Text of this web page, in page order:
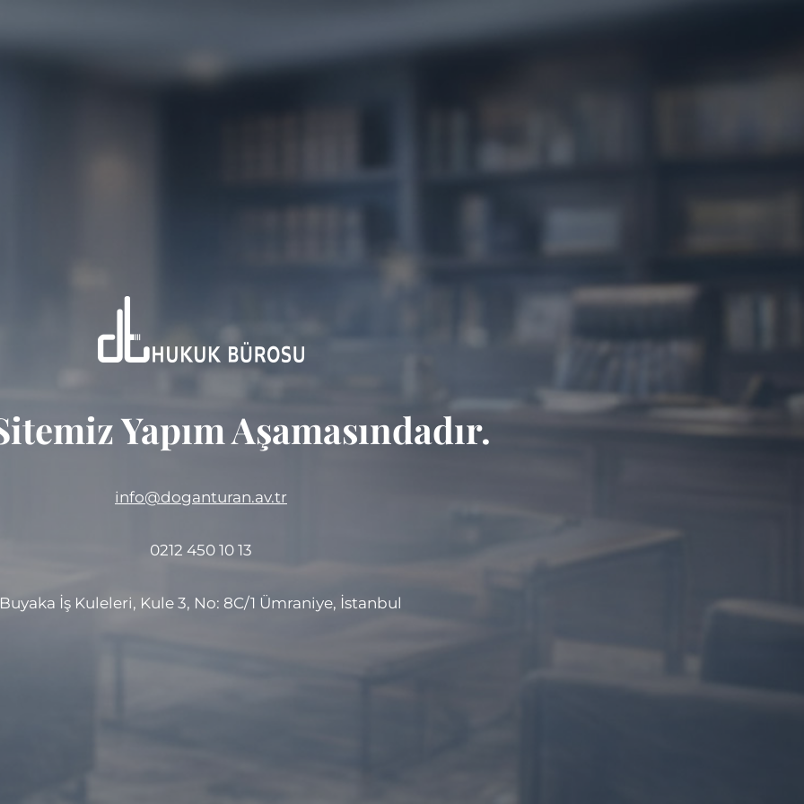
Yapım Aşamasındadır.
info@doganturan.av.tr
0212 450 10 13
Buyaka İş Kuleleri, Kule 3, No: 8C/1 Ümraniye, İstanbul